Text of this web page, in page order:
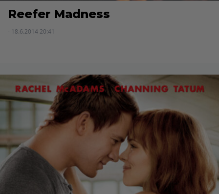
Reefer Madness
- 18.6.2014 20:41